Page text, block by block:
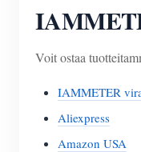
PV-
Kodin
Tuotteen
Kehittäjä
Voit ostaa
IAMMETER
Aliexpress
Amazon USA